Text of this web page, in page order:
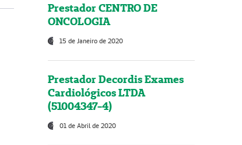
Prestador CENTRO DE
ONCOLOGIA
15 de Janeiro de 2020
Prestador Decordis Exames
Cardiológicos LTDA
(51004347-4)
01 de Abril de 2020